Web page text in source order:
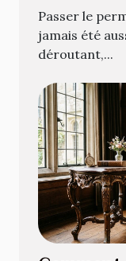
Passer le
jamais été
déroutant,...